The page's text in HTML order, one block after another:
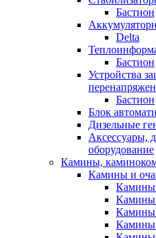
Бастион
Delta
Бастион
Устройства
Бастион
Блок
Дизельные
Аксессуары,
оборудование
Камины,
Камины и
Камины
Камины
Камины
Камины